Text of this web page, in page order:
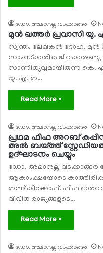
ഡോ. അമാനുല്ല വടക്കാങ്ങര
മുന്‍ ഖത്തര്‍ പ്രവാസി യു.
സ്വന്തം ലേഖകന്‍ ദോഹ. മുന്‍
സാംസ്‌കാരിക ജീവകാരുണ്യ
സാന്നിധ്യവുമായിരുന്ന
യു. എ. ഇ…
Read More »
ഡോ. അമാനുല്ല വടക്കാങ്ങര
പ്രഥമ ഫിഫ അറബ്
അല്‍ ബയ്ത്ത്
ഉദ്ഘാടനം ചെയ്യും
ഡോ. അമാനുല്ല
ആകാംക്ഷയോടെ
ഇന്ന് കിക്കോഫ്. ഫിഫ
വിവിധ രാജ്യങ്ങളുടെ…
Read More »
ഡോ. അമാനുല്ല വടക്കാങ്ങര